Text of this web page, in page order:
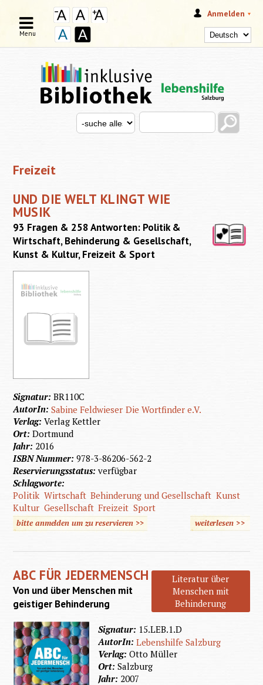
Anmelden
SUCHFORMULAR
Search this site
Search for
Menu
Freizeit
UND DIE WELT KLINGT WIE
MUSIK
93 Fragen & 258 Antworten: Politik &
Wirtschaft, Behinderung & Gesellschaft,
Kunst & Kultur, Freizeit & Sport
Signatur:BR110C
AutorIn:Sabine Feldwieser Die Wortfinder e.V.
Verlag:Verlag Kettler
Ort:Dortmund
Jahr: 2016
ISBN Nummer:978-3-86206-562-2
Reservierungsstatus:verfügbar
Schlagworte:
Politik Wirtschaft Behinderung und Gesellschaft Kunst
Kultur Gesellschaft Freizeit Sport
bitte anmelden um zu reservieren >> weiterlesen
über
Musik
>>
ABC FÜR JEDERMENSCH
Literatur über
Menschen mit
Behinderung
Von und über Menschen mit
geistiger Behinderung
Signatur: 15.LEB.1.D
AutorIn:Lebenshilfe Salzburg
Verlag:Otto Müller
Ort:Salzburg
Jahr: 2007